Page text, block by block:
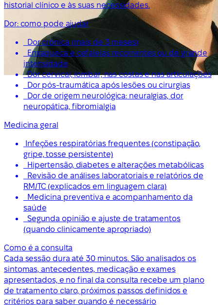
historial clínico e às suas necessidades.
Dor: como pode ajudar
Dor crónica (mais de 3 meses)
Enxaqueca e cefaleias recorrentes ou de grande
intensidade
Dor cervical, lombar, nas costas e nas articulações
Dor pós-traumática após lesões ou cirurgias
Dor de origem neurológica: neuralgias, dor
neuropática, fibromialgia
Medicina geral
Infeções respiratórias frequentes (constipação,
gripe, tosse persistente)
Hipertensão, diabetes e alterações metabólicas
Revisão de análises laboratoriais e relatórios de
RM/TC (explicados em linguagem clara)
Medicina preventiva e acompanhamento da
saúde
Segunda opinião e ajuste de tratamentos
(quando clinicamente apropriado)
Como é a consulta
Cada sessão dura até 30 minutos. São analisados os
sintomas, antecedentes, medicação e exames
apresentados, e no final da consulta recebe um plano
de tratamento claro, próximos passos definidos e
critérios para saber quando é necessário